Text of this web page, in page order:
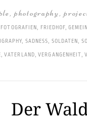
,photography,
FOTOGRAFIEN, FRIEDHOF,
, SADNESS, SOLDATEN,
, VATERLAND,VERGANGENHEIT,
Der